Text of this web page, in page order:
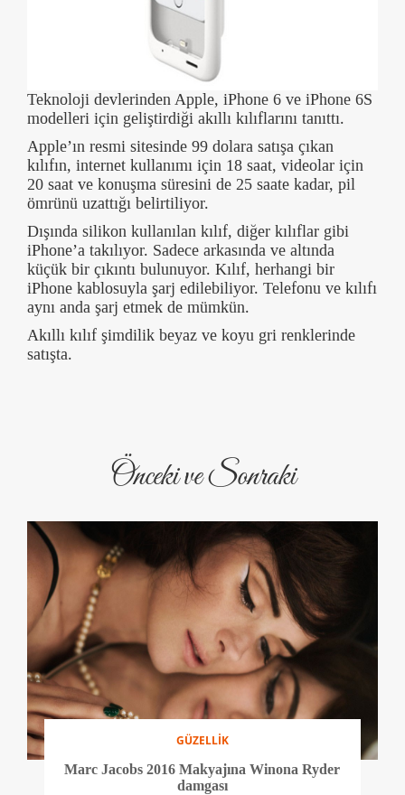
Teknoloji devlerinden Apple, iPhone 6 ve iPhone 6S
modelleri için geliştirdiği akıllı kılıflarını tanıttı.
Apple’ın resmi sitesinde 99 dolara satışa çıkan
kılıfın, internet kullanımı için 18 saat, videolar için
20 saat ve konuşma süresini de 25 saate kadar, pil
ömrünü uzattığı belirtiliyor.
Dışında silikon kullanılan kılıf, diğer kılıflar gibi
iPhone’a takılıyor. Sadece arkasında ve altında
küçük bir çıkıntı bulunuyor. Kılıf, herhangi bir
iPhone kablosuyla şarj edilebiliyor. Telefonu ve kılıfı
aynı anda şarj etmek de mümkün.
Akıllı kılıf şimdilik beyaz ve koyu gri renklerinde
satışta.
Önceki ve Sonraki
GÜZELLİK
Marc Jacobs 2016 Makyajına Winona Ryder
damgası